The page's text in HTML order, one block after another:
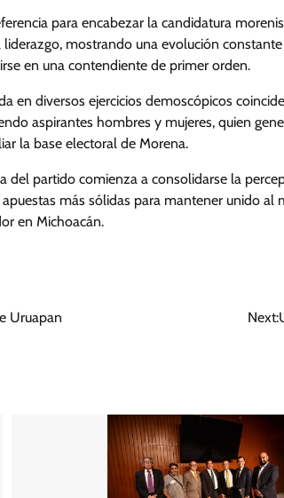
para encabezar la candidatura
mostrando una evolución
en una contendiente de primer orden.
en diversos ejercicios demoscópicos
aspirantes hombres y mujeres, quien
la base electoral de Morena.
del partido comienza a consolidarse la
más sólidas para mantener unido
en Michoacán.
Uruapan Next: